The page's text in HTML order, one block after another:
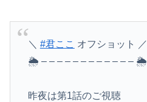
＼ #君ここ オフショット ／
🌦 – – – – – – – – – – – – 🌦
昨夜は第1話のご視聴